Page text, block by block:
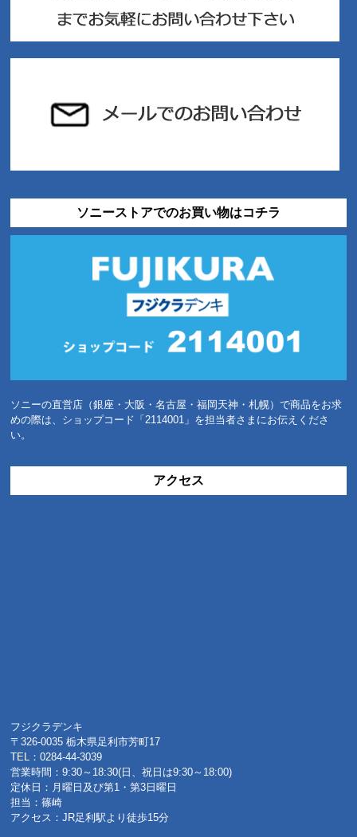
ソニーストアでのお買い物はコチラ
ソニーの直営店（銀座・大阪・名古屋・福岡天神・札幌）で商品をお求
めの際は、ショップコード「2114001」を担当者さまにお伝えくださ
い。
アクセス
フジクラデンキ
〒326-0035 栃木県足利市芳町17
TEL：0284-44-3039
営業時間：9:30～18:30(日、祝日は9:30～18:00)
定休日：月曜日及び第1・第3日曜日
担当：篠崎
アクセス：JR足利駅より徒歩15分